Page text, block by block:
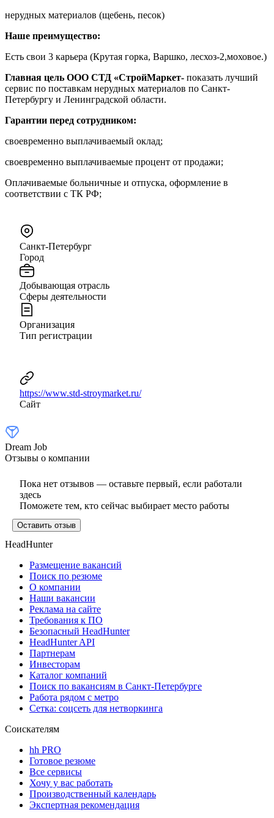
нерудных материалов (щебень, песок)
Наше преимущество:
Есть свои 3 карьера (Крутая горка, Варшко, лесхоз-2,моховое.)
Главная цель ООО СТД «СтройМаркет- показать лучший
сервис по поставкам нерудных материалов по Санкт-
Петербургу и Ленинградской области.
Гарантии перед сотрудником:
своевременно выплачиваемый оклад;
своевременно выплачиваемые процент от продажи;
Оплачиваемые больничные и отпуска, оформление в
соответствии с ТК РФ;
Санкт-Петербург
Город
Добывающая отрасль
Сферы деятельности
Организация
Тип регистрации
https://www.std-stroymarket.ru/
Сайт
Dream Job
Отзывы о компании
Пока нет отзывов — оставьте первый, если работали
здесь
Поможете тем, кто сейчас выбирает место работы
Оставить отзыв
HeadHunter
Размещение вакансий
Поиск по резюме
О компании
Наши вакансии
Реклама на сайте
Требования к ПО
Безопасный HeadHunter
HeadHunter API
Партнерам
Инвесторам
Каталог компаний
Поиск по вакансиям в Санкт-Петербурге
Работа рядом с метро
Сетка: соцсеть для нетворкинга
Соискателям
hh PRO
Готовое резюме
Все сервисы
Хочу у вас работать
Производственный календарь
Экспертная рекомендация